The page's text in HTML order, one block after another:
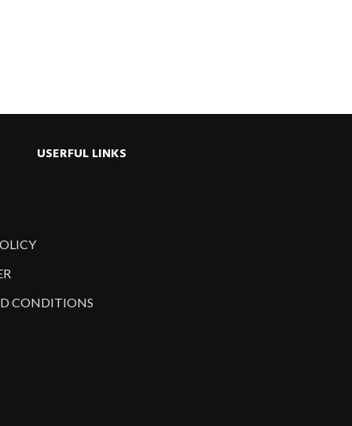
USERFUL LINKS
CONDITIONS